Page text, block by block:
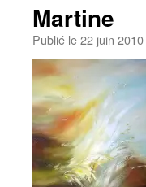
Martine
Publié le22 juin 2010